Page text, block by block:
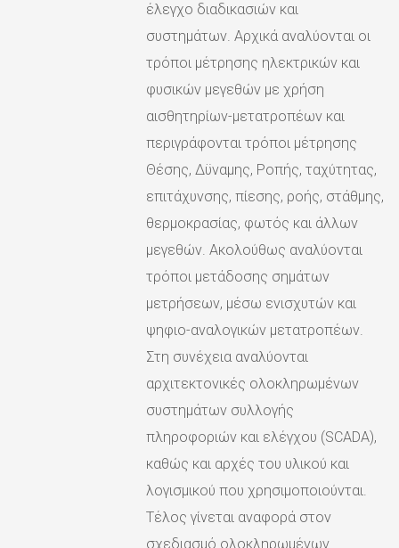
έλεγχο διαδικασιών και
συστημάτων. Αρχικά αναλύονται οι
τρόποι μέτρησης ηλεκτρικών και
φυσικών μεγεθών με χρήση
αισθητηρίων-μετατροπέων και
περιγράφονται τρόποι μέτρησης
Θέσης, Δϋναμης, Ροπής, ταχύτητας,
επιτάχυνσης, πίεσης, ροής, στάθμης,
θερμοκρασίας, φωτός και άλλων
μεγεθών. Ακολούθως αναλύονται
τρόποι μετάδοσης σημάτων
μετρήσεων, μέσω ενισχυτών και
ψηφιο-αναλογικών μετατροπέων.
Στη συνέχεια αναλύονται
αρχιτεκτονικές ολοκληρωμένων
συστημάτων συλλογής
πληροφοριών και ελέγχου (SCADA),
καθώς και αρχές του υλικού και
λογισμικού που χρησιμοποιούνται.
Τέλος γίνεται αναφορά στον
σχεδιασμό ολοκληρωμένων